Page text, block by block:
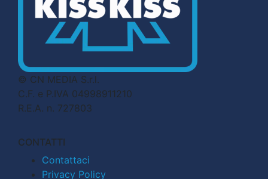
© CN MEDIA S.r.l.
C.F. e P.IVA 04998911210
R.E.A. n. 727803
CONTATTI
Contattaci
Privacy Policy